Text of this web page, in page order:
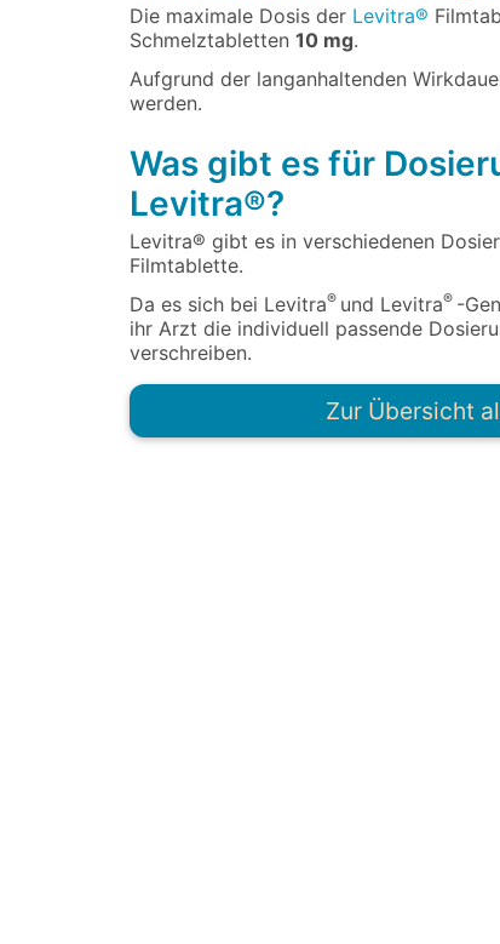
Die maximale Dosis der Levitra®
Schmelztabletten 10 mg.
Aufgrund der langanhaltenden
werden.
Was gibt es für
Levitra®?
Levitra® gibt es in verschiedenen
Filmtablette.
Da es sich bei Levitra® und Levitra® -
ihr Arzt die individuell passende
verschreiben.
Zur Übersicht